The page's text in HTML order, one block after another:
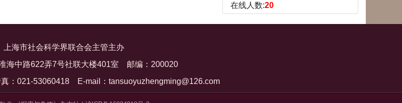
在线人数:20
上海市社会科学界联合会主管主办
海中路622弄7号社联大楼401室 邮编：200020
真：021-53060418 E-mail：tansuoyuzhengming@126.com